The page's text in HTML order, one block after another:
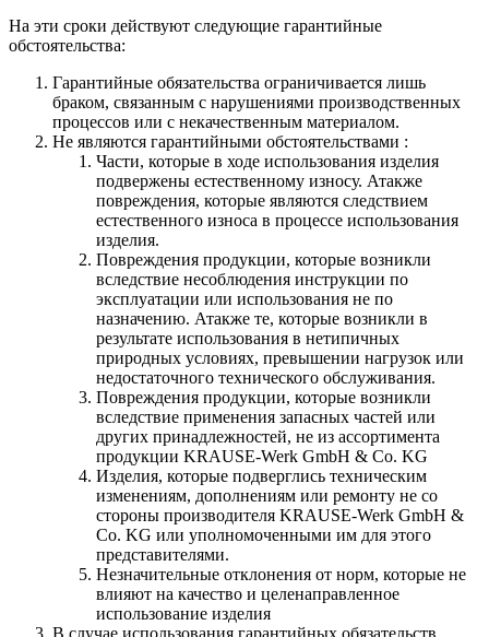
На эти сроки действуют следующие гарантийные
обстоятельства:
Гарантийные обязательства ограничивается лишь
браком, связанным с нарушениями производственных
процессов или с некачественным материалом.
Не являются гарантийными обстоятельствами :
Части, которые в ходе использования изделия
подвержены естественному износу. Атакже
повреждения, которые являются следствием
естественного износа в процессе использования
изделия.
Повреждения продукции, которые возникли
вследствие несоблюдения инструкции по
эксплуатации или использования не по
назначению. Атакже те, которые возникли в
результате использования в нетипичных
природных условиях, превышении нагрузок или
недостаточного технического обслуживания.
Повреждения продукции, которые возникли
вследствие применения запасных частей или
других принадлежностей, не из ассортимента
продукции KRAUSE-Werk GmbH & Со. KG
Изделия, которые подверглись техническим
изменениям, дополнениям или ремонту не со
стороны производителя KRAUSE-Werk GmbH &
Со. KG или уполномоченными им для этого
представителями.
Незначительные отклонения от норм, которые не
влияют на качество и целенаправленное
использование изделия